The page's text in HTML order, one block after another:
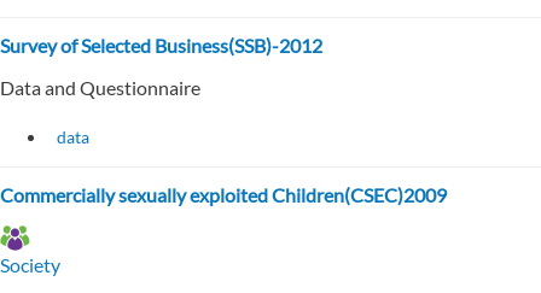
Survey of Selected Business(SSB)-2012
Data and Questionnaire
data
Commercially sexually exploited Children(CSEC)2009
Society